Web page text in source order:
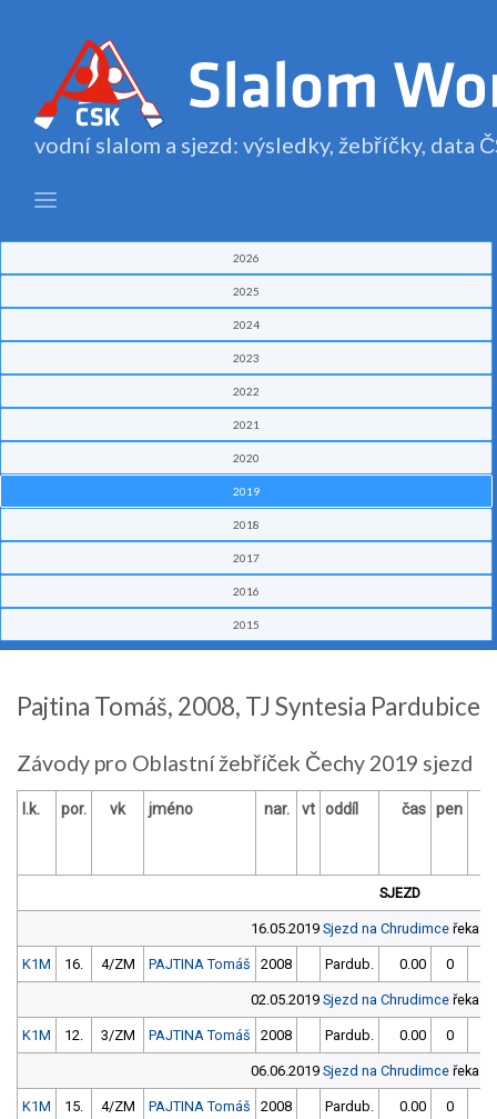
vodní slalom a sjezd: výsledky, žebříčky, data
2026
2025
2024
2023
2022
2021
2020
2019
2018
2017
2016
2015
Pajtina Tomáš, 2008, TJ Syntesia Pardubice
Závody pro Oblastní žebříček Čechy 2019 sjezd
l.k. por. vk jméno nar. vt oddíl čas pen
SJEZD
16.05.2019 Sjezd na Chrudimceřeka
K1M 16. 4/ZM PAJTINA Tomáš 2008 Pardub. 0.00 0
02.05.2019 Sjezd na Chrudimceřeka
K1M 12. 3/ZM PAJTINA Tomáš 2008 Pardub. 0.00 0
06.06.2019 Sjezd na Chrudimceřeka
K1M 15. 4/ZM PAJTINA Tomáš 2008 Pardub. 0.00 0